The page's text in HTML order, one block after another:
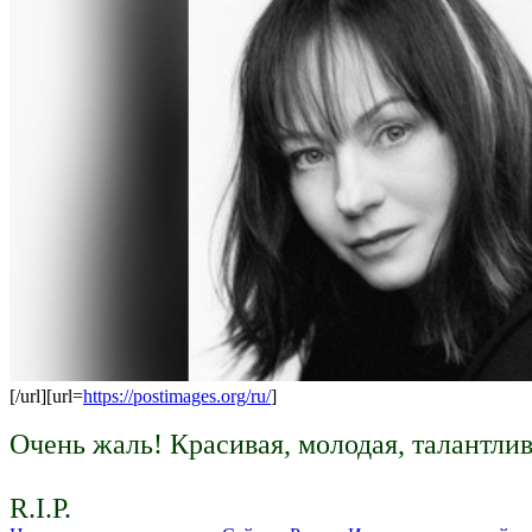
[/url][url=https://postimages.org/ru/]
Очень жаль! Красивая, молодая,
R.I.P.